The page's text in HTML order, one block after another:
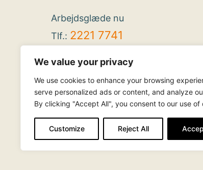
We value your privacy
We use cookies to enhance your browsing
serve personalized ads or content, and analyze
By clicking "Accept All", you consent to our use of
Customize Reject All
Arbejdsglæde nu
Tlf.: 2221 7741
CVR 25938313